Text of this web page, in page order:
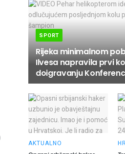
SPORT
Rijeka minimalnom
Ilvesa napravila prvi
doigravanju
AKTUALNO